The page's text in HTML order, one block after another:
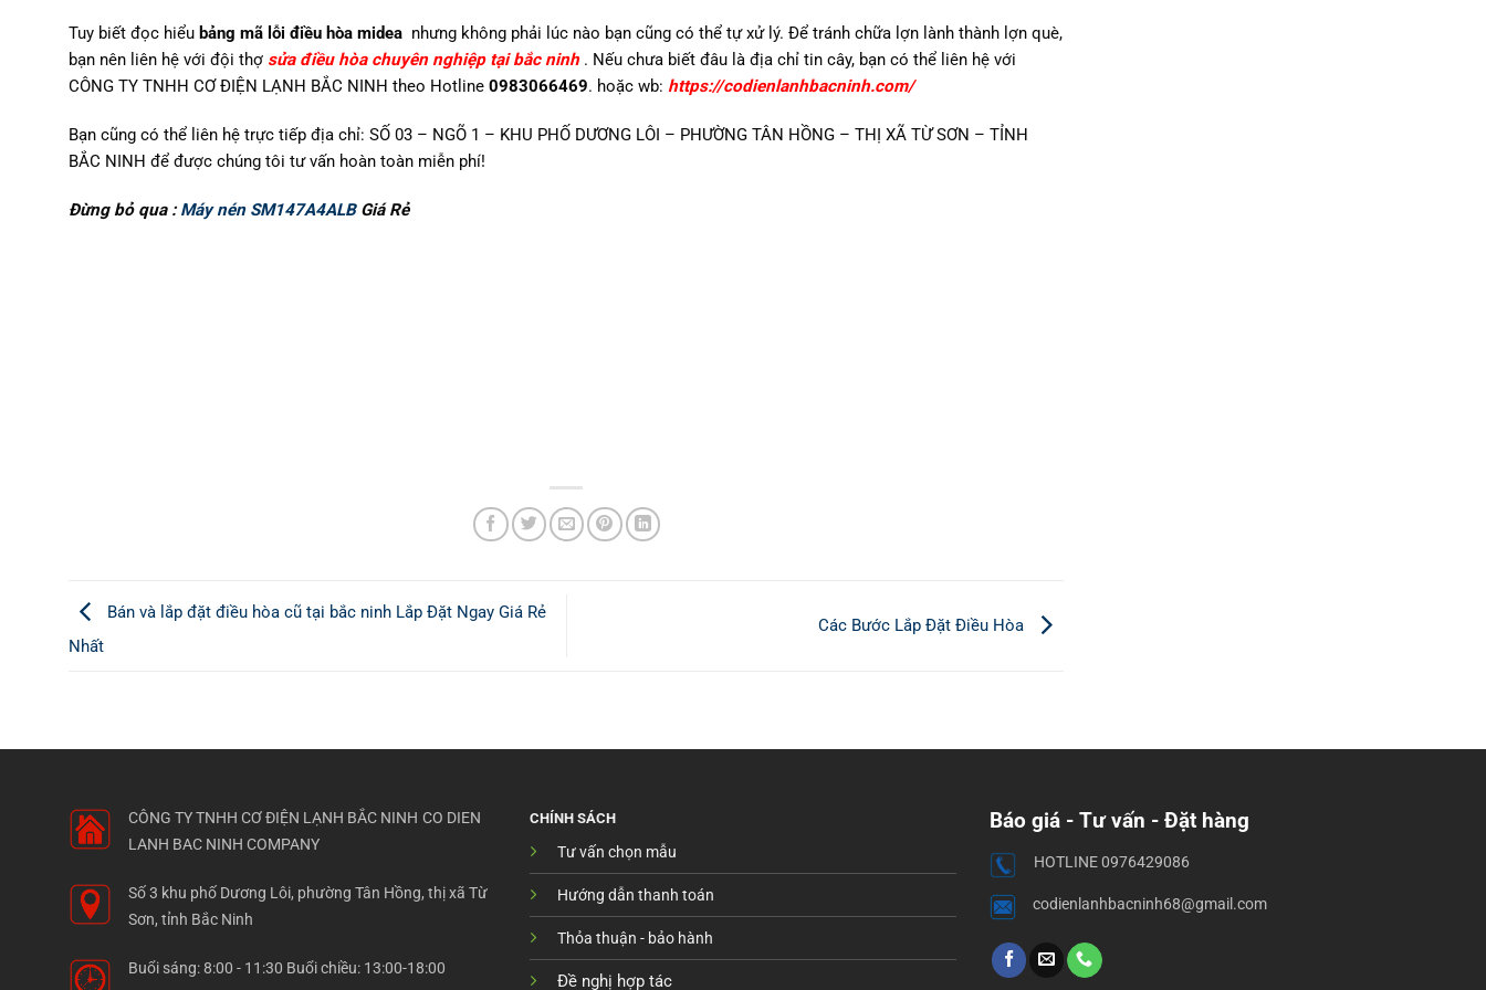
Tuy biết đọc hiểu bảng mã lỗi điều hòa midea nhưng không phải lúc nào bạn cũng có thể tự xử lý. Để tránh chữa lợn lành thành lợn què,
bạn nên liên hệ với đội thợ sửa điều hòa chuyên nghiệp tại bắc ninh. Nếu chưa biết đâu là địa chỉ tin cây, bạn có thể liên hệ với
CÔNG TY TNHH CƠ ĐIỆN LẠNH BẮC NINH theo Hotline 0983066469. hoặc wb: https://codienlanhbacninh.com/
Bạn cũng có thể liên hệ trực tiếp địa chỉ: SỐ 03 – NGÕ 1 – KHU PHỐ DƯƠNG LÔI – PHƯỜNG TÂN HỒNG – THỊ XÃ TỪ SƠN – TỈNH
BẮC NINH để được chúng tôi tư vấn hoàn toàn miễn phí!
Đừng bỏ qua :Máy nén SM147A4ALBGiá Rẻ
Bán và lắp đặt điều hòa cũ tại bắc ninh Lắp Đặt Ngay Giá Rẻ
Nhất
Các Bước Lắp Đặt Điều Hòa
CÔNG TY TNHH CƠ ĐIỆN LẠNH BẮC NINH CO DIEN
LANH BAC NINH COMPANY
Số 3 khu phố Dương Lôi, phường Tân Hồng, thị xã Từ
Sơn, tỉnh Bắc Ninh
Buổi sáng: 8:00 - 11:30 Buổi chiều: 13:00-18:00
CHÍNH SÁCH
Tư vấn chọn mẫu
Hướng dẫn thanh toán
Thỏa thuận - bảo hành
Đề nghị hợp tác
Báo giá - Tư vấn - Đặt hàng
HOTLINE 0976429086
codienlanhbacninh68@gmail.com